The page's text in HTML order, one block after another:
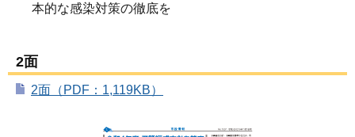
本的な感染対策の徹底を
2面
2面（PDF：1,119KB）